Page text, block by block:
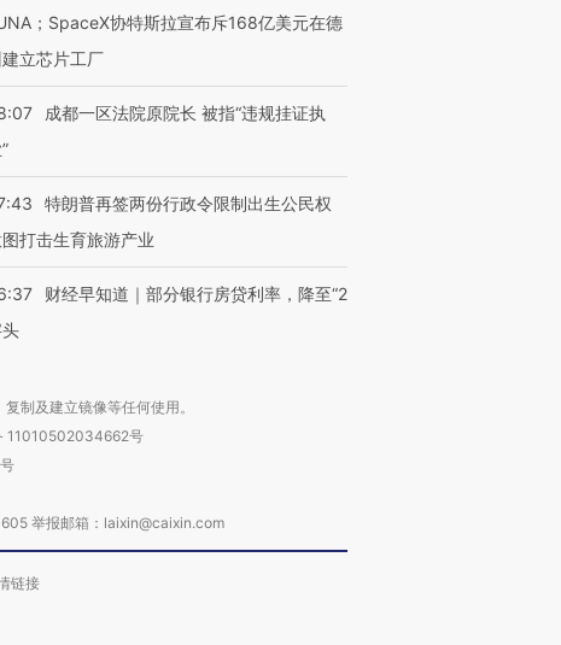
；SpaceX协特斯拉宣布斥168亿美元在德
立芯片工厂
成都一区法院原院长 被指“违规挂证执
特朗普再签两份行政令限制出生公民权
打击生育旅游产业
财经早知道｜部分银行房贷利率，降至“2
制及建立镜像等任何使用。
11010502034662号
举报邮箱：laixin@caixin.com
链接